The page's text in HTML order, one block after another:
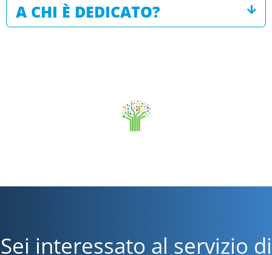
A CHI È DEDICATO?
Sei interessato al servizio di